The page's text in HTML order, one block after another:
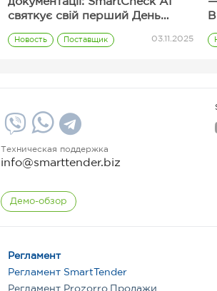
святкує свій перший День
народження
Новость Поставщик 03.11.2025
Техническая поддержка
info@smarttender.biz
Демо-обзор
Регламент
Регламент SmartTender
Регламент Prozorro.Продажи